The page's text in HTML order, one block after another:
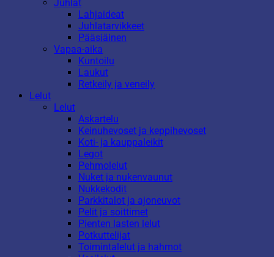
Juhlat
Lahjaideat
Juhlatarvikkeet
Pääsiäinen
Vapaa-aika
Kuntoilu
Laukut
Retkeily ja veneily
Lelut
Lelut
Askartelu
Keinuhevoset ja keppihevoset
Koti- ja kauppaleikit
Legot
Pehmolelut
Nuket ja nukenvaunut
Nukkekodit
Parkkitalot ja ajoneuvot
Pelit ja soittimet
Pienten lasten lelut
Potkuttelijat
Toimintalelut ja hahmot